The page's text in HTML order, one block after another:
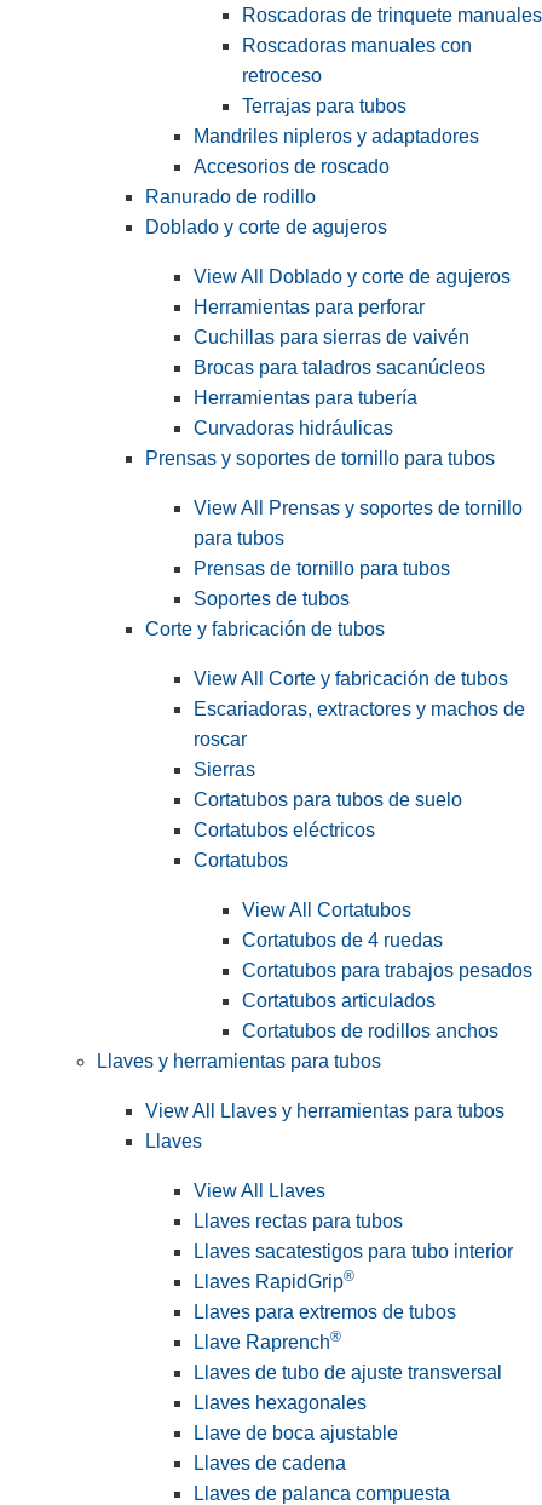
Roscadoras de trinquete manuales
Roscadoras manuales con
retroceso
Terrajas para tubos
Mandriles nipleros y adaptadores
Accesorios de roscado
Ranurado de rodillo
Doblado y corte de agujeros
View All Doblado y corte de agujeros
Herramientas para perforar
Cuchillas para sierras de vaivén
Brocas para taladros sacanúcleos
Herramientas para tubería
Curvadoras hidráulicas
Prensas y soportes de tornillo para tubos
View All Prensas y soportes de tornillo
para tubos
Prensas de tornillo para tubos
Soportes de tubos
Corte y fabricación de tubos
View All Corte y fabricación de tubos
Escariadoras, extractores y machos de
roscar
Sierras
Cortatubos para tubos de suelo
Cortatubos eléctricos
Cortatubos
View All Cortatubos
Cortatubos de 4 ruedas
Cortatubos para trabajos pesados
Cortatubos articulados
Cortatubos de rodillos anchos
Llaves y herramientas para tubos
View All Llaves y herramientas para tubos
Llaves
View All Llaves
Llaves rectas para tubos
Llaves sacatestigos para tubo interior
Llaves RapidGrip®
Llaves para extremos de tubos
Llave Raprench®
Llaves de tubo de ajuste transversal
Llaves hexagonales
Llave de boca ajustable
Llaves de cadena
Llaves de palanca compuesta